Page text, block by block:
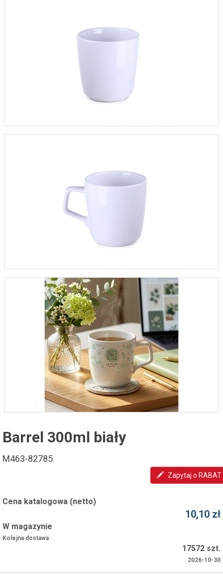
Barrel 300ml biały
M463-82785
Zapytaj o RABAT
Cena katalogowa (netto)
10,10 zł
W magazynie
Kolejna dostawa
17572 szt.
2026-10-30